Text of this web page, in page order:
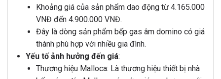
Khoảng giá của sản phẩm dao động từ 4.165.000
VNĐ đến 4.900.000 VNĐ.
Đây là dòng sản phẩm bếp gas âm domino có giá
thành phù hợp với nhiều gia đình.
Yếu tố ảnh hưởng đến giá:
Thương hiệu Malloca: Là thương hiệu thiết bị nhà